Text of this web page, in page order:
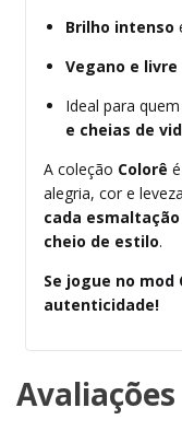
Brilho intenso
Vegano e
Ideal para
e cheias de
A coleção Colorê
alegria, cor e
cada
cheio de estilo.
Se jogue no mod
autenticidade!
Avaliações